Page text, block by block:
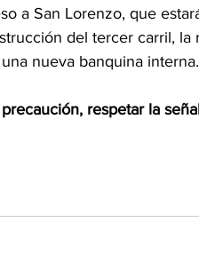
a San Lorenzo, que
del tercer carril, la
nueva banquina interna.
respetar la